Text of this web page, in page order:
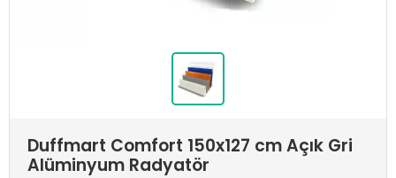
Duffmart Comfort 150x127 cm Açık Gri
Alüminyum Radyatör